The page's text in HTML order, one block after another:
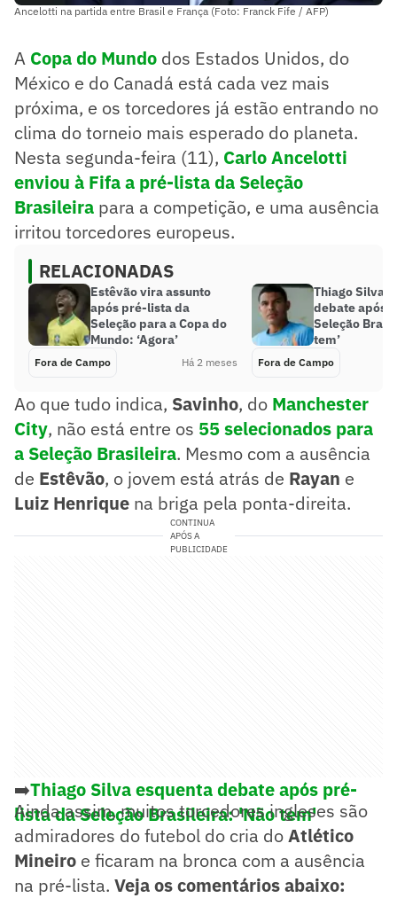
Ancelotti na partida entre Brasil e França (Foto: Franck Fife / AFP)
A Copa do Mundo dos Estados Unidos, do
México e do Canadá está cada vez mais
próxima, e os torcedores já estão entrando no
clima do torneio mais esperado do planeta.
Nesta segunda-feira (11), Carlo Ancelotti
enviou à Fifaa pré-lista da Seleção
Brasileira para a competição, e uma ausência
irritou torcedores europeus.
RELACIONADAS
Estêvão vira assunto
após pré-lista da
Seleção para a Copa do
Mundo: ‘Agora’
Fora de Campo Há 2 meses
Thiago Silva
debate após
Seleção
tem’
Fora de Campo
Ao que tudo indica, Savinho, do Manchester
City, não está entre os 55 selecionados para
a Seleção Brasileira. Mesmo com a ausência
de Estêvão, o jovem está atrás de Rayan e
Luiz Henrique na briga pela ponta-direita.
CONTINUA
APÓS A
PUBLICIDADE
➡️Thiago Silva esquenta debate após pré-
lista da Seleção Brasileira: 'Não tem'
Ainda assim, muitos torcedores ingleses são
admiradores do futebol do cria doAtlético
Mineiro e ficaram na bronca com a ausência
na pré-lista. Veja os comentários abaixo: